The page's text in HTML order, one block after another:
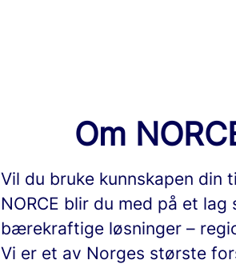
Om
Vil du bruke kunnskapen din
NORCE blir du med på et
bærekraftige løsninger –
Vi er et av Norges største